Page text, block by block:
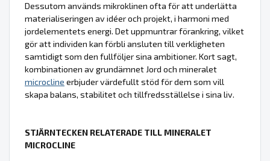
Dessutom används mikroklinen ofta för att underlätta
materialiseringen av idéer och projekt, i harmoni med
jordelementets energi. Det uppmuntrar förankring, vilket
gör att individen kan förbli ansluten till verkligheten
samtidigt som den fullföljer sina ambitioner. Kort sagt,
kombinationen av grundämnet Jord och mineralet
microcline erbjuder värdefullt stöd för dem som vill
skapa balans, stabilitet och tillfredsställelse i sina liv.
STJÄRNTECKEN RELATERADE TILL MINERALET
MICROCLINE